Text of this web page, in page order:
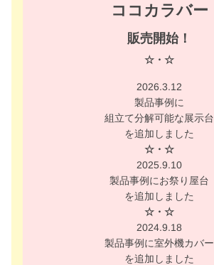
ココカラバー
販売開始！
☆・☆
2026.3.12
製品事例に
組立て分解可能な展示台
を追加しました
☆・☆
2025.9.10
製品事例にお祭り屋台
を追加しました
☆・☆
2024.9.18
製品事例に室外機カバー
を追加しました